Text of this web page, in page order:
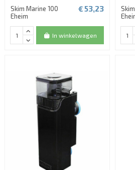
Skim Marine 100
Eheim
€ 53,23
In winkelwagen